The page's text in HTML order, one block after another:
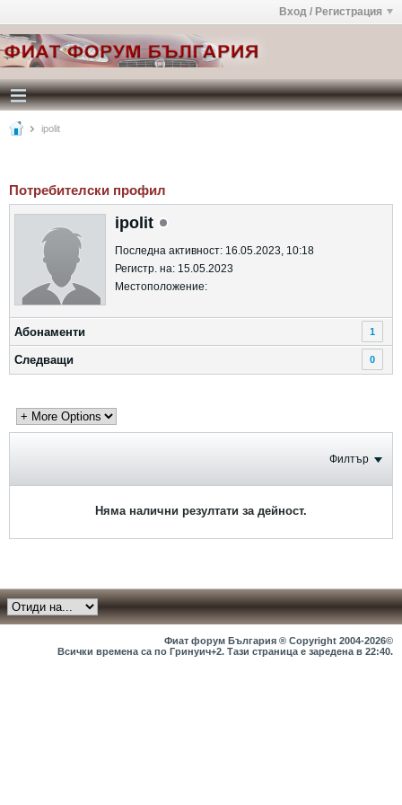
Вход / Регистрация
ipolit
Потребителски профил
ipolit
Последна активност: 16.05.2023, 10:18
Регистр. на: 15.05.2023
Местоположение:
Абонаменти 1
Следващи 0
Филтър
Няма налични резултати за дейност.
Фиат форум България ® Copyright 2004-2026©
Всички времена са по Гринуич+2. Тази страница е заредена в 22:40.